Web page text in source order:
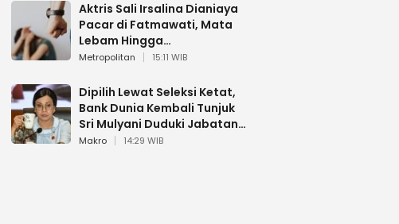
Aktris Sali Irsalina Dianiaya
Pacar di Fatmawati, Mata
Lebam Hingga
Diselamatkan Polantas
Metropolitan 15:11 WIB
Dipilih Lewat Seleksi Ketat,
Bank Dunia Kembali Tunjuk
Sri Mulyani Duduki Jabatan
Strategis
Makro 14:29 WIB